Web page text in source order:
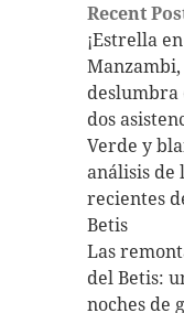
Recent
¡Estrella
Manzambi,
deslumbra
dos
Verde y
análisis de
recientes
Betis
Las
del Betis:
noches de